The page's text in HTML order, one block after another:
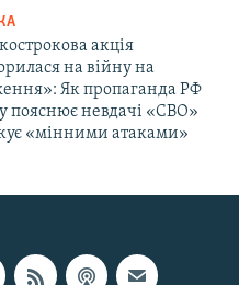
акція
на війну на
Як пропаганда РФ
пояснює невдачі «СВО»
«мінними атаками»